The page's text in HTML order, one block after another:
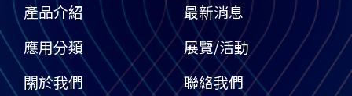
關於我們
產品介紹
應用分類
最新消息
展覽/活動
聯絡我們